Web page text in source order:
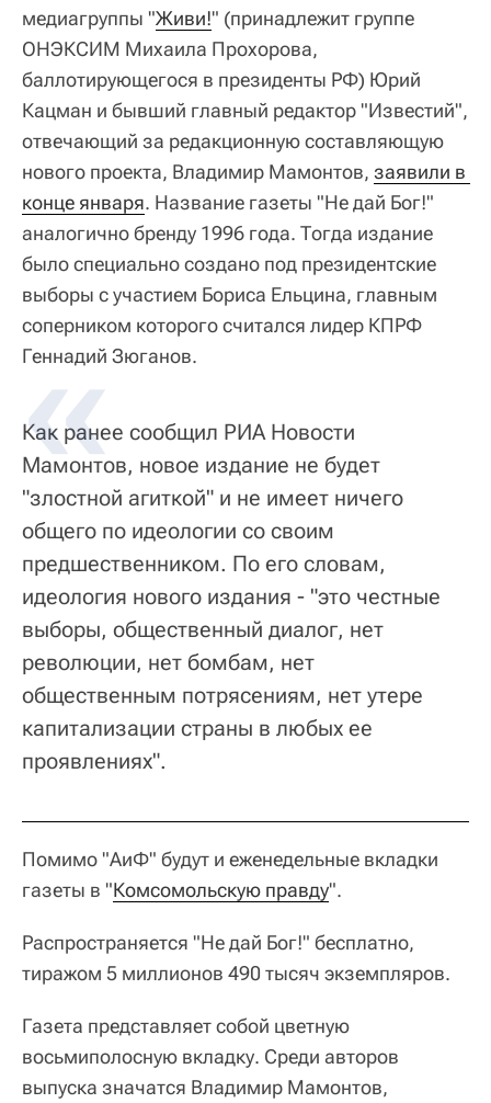
медиагруппы "Живи!" (принадлежит группе
ОНЭКСИМ Михаила Прохорова,
баллотирующегося в президенты РФ) Юрий
Кацман и бывший главный редактор "Известий",
отвечающий за редакционную составляющую
нового проекта, Владимир Мамонтов, заявили в
конце января. Название газеты "Не дай Бог!"
аналогично бренду 1996 года. Тогда издание
было специально создано под президентские
выборы с участием Бориса Ельцина, главным
соперником которого считался лидер КПРФ
Геннадий Зюганов.
Как ранее сообщил РИА Новости
Мамонтов, новое издание не будет
"злостной агиткой" и не имеет ничего
общего по идеологии со своим
предшественником. По его словам,
идеология нового издания - "это честные
выборы, общественный диалог, нет
революции, нет бомбам, нет
общественным потрясениям, нет утере
капитализации страны в любых ее
проявлениях".
Помимо "АиФ" будут и еженедельные вкладки
газеты в "Комсомольскую правду".
Распространяется "Не дай Бог!" бесплатно,
тиражом 5 миллионов 490 тысяч экземпляров.
Газета представляет собой цветную
восьмиполосную вкладку. Среди авторов
выпуска значатся Владимир Мамонтов,